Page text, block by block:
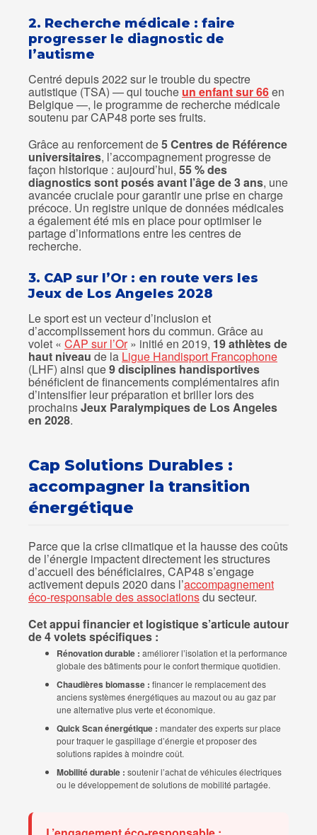
2. Recherche médicale : faire
progresser le diagnostic de
l’autisme
Centré depuis 2022 sur le trouble du spectre
autistique (TSA) — qui touche un enfant sur 66en
Belgique —, le programme de recherche médicale
soutenu par CAP48 porte ses fruits.
Grâce au renforcement de5 Centres de Référence
universitaires, l’accompagnement progresse de
façon historique : aujourd’hui, 55 % des
diagnostics sont posés avant l’âge de 3 ans, une
avancée cruciale pour garantir une prise en charge
précoce. Un registre unique de données médicales
a également été mis en place pour optimiser le
partage d’informations entre les centres de
recherche.
3. CAP sur l’Or : en route vers les
Jeux de Los Angeles 2028
Le sport est un vecteur d’inclusion et
d’accomplissement hors du commun. Grâce au
volet « CAP sur l’Or» initié en 2019, 19 athlètes de
haut niveau de la Ligue Handisport Francophone
(LHF) ainsi que9 disciplines handisportives
bénéficient de financements complémentaires afin
d’intensifier leur préparation et briller lors des
prochainsJeux Paralympiques de Los Angeles
en 2028.
Cap Solutions Durables :
accompagner la transition
énergétique
Parce que la crise climatique et la hausse des coûts
de l’énergie impactent directement les structures
d’accueil des bénéficiaires, CAP48 s’engage
activement depuis 2020 dans l’accompagnement
éco-responsable des associationsdu secteur.
Cet appui financier et logistique s’articule autour
de 4 volets spécifiques :
Rénovation durable : améliorer l’isolation et la performance
globale des bâtiments pour le confort thermique quotidien.
Chaudières biomasse : financer le remplacement des
anciens systèmes énergétiques au mazout ou au gaz par
une alternative plus verte et économique.
Quick Scan énergétique : mandater des experts sur place
pour traquer le gaspillage d’énergie et proposer des
solutions rapides à moindre coût.
Mobilité durable : soutenir l’achat de véhicules électriques
ou le développement de solutions de mobilité partagée.